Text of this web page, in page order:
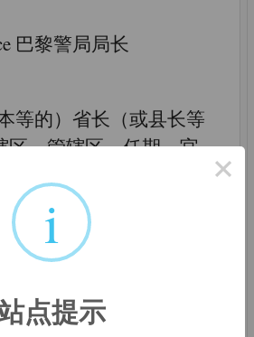
巴黎警局局长
等的）省长（或县长等
区、管辖区、任期、官
的；长官（巴黎警察局
复体力；便餐，小吃
×
i
点提示